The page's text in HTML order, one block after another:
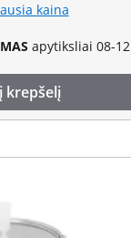
kaina
apytiksliai 08-12
krepšelį